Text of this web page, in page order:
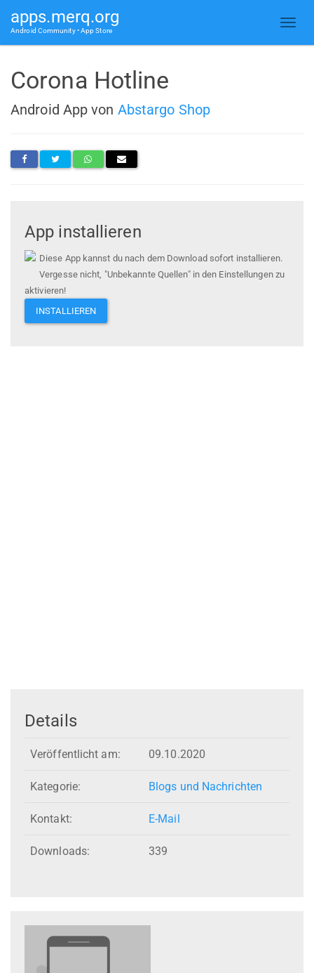
apps.merq.org
Android Community • App Store
Corona Hotline
Android App von Abstargo Shop
App installieren
Diese App kannst du nach dem Download sofort installieren.
Vergesse nicht, "Unbekannte Quellen" in den Einstellungen zu
aktivieren!
INSTALLIEREN
Details
Veröffentlicht am: 09.10.2020
Kategorie: Blogs und Nachrichten
Kontakt: E-Mail
Downloads: 339